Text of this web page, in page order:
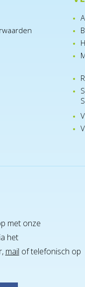
met onze
het
mail of telefonisch op